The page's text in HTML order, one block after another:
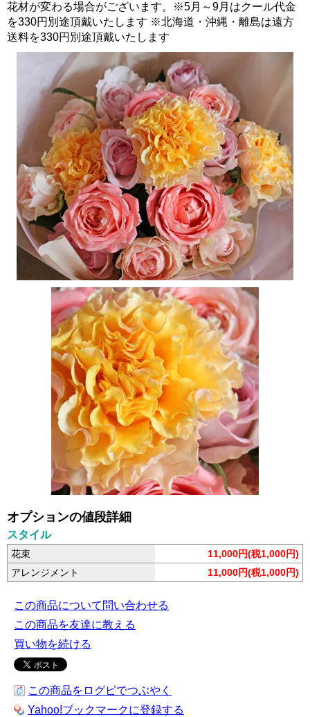
花材が変わる場合がございます。※5月～9月はクール代金
を330円別途頂戴いたします ※北海道・沖縄・離島は遠方
送料を330円別途頂戴いたします
オプションの値段詳細
スタイル
花束
11,000円(税1,000円)
アレンジメント
11,000円(税1,000円)
この商品について問い合わせる
この商品を友達に教える
買い物を続ける
この商品をログピでつぶやく
Yahoo!ブックマークに登録する